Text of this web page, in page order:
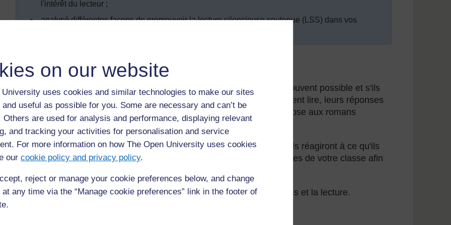
on our website
University uses cookies and similar technologies to make our sites
useful as possible for you. Some are necessary and can’t be
Others are used for analysis and performance, displaying relevant
and tracking your activities for personalisation and service
For more information on how The Open University uses cookies
our cookie policy and privacy policy.
reject or manage your cookie preferences below, and change
any time via the “Manage cookie preferences” link in the footer of
l'intérêt du lecteur ;
analysé différentes façons de promouvoir la lecture silencieuse soutenue (LSS) dans vos
Introduction
Les élèves ont plus de chance d'apprendre à lire s'ils le font le plus souvent possible et s'ils
prennent plaisir à le faire. Si vous demandez à vos amis ce qu'ils aiment lire, leurs réponses
varieront des journaux de sport aux recettes, des romans à l'eau de rose aux romans
policiers ou aux biographies, ou peut-être n’aiment-ils pas lire!
Comme vos amis, l’intérêt des enfants par rapport à la lecture varie. Ils réagiront à ce qu'ils
lisent de différentes façons. Votre objectif est de motiver tous les élèves de votre classe afin
Cette section porte sur comment aider les enfants à aimer les histoires et la lecture.